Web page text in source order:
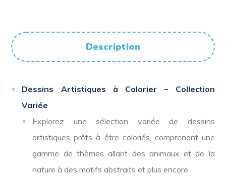
Description
Dessins Artistiques à Colorier – Collection
Variée
Explorez une sélection variée de dessins
artistiques prêts à être coloriés, comprenant une
gamme de thèmes allant des animaux et de la
nature à des motifs abstraits et plus encore.